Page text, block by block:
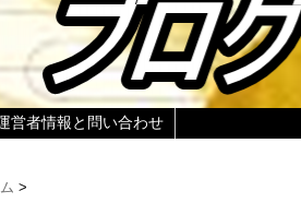
営者情報と問い合わせ
>